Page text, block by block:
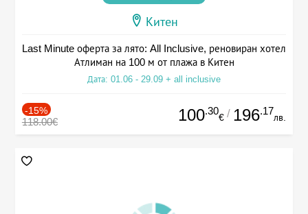
Китен
Last Minute оферта за лято: All Inclusive, реновиран хотел
Атлиман на 100 м от плажа в Китен
Дата: 01.06 - 29.09 + all inclusive
-15%
118.00€ 100.30
€ / 196.17
лв.